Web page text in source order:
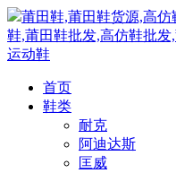
莆田鞋,莆田鞋货源,高
鞋,莆田鞋批发,高仿鞋批
运动鞋
首页
鞋类
耐克
阿迪达斯
匡威